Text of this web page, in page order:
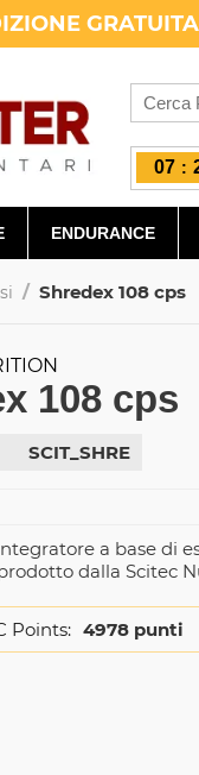
GRATUITA
07 :
ENDURANCE
/ Shredex 108 cps
108 cps
SCIT_SHRE
a base di
dalla Scitec
Points: 4978 punti